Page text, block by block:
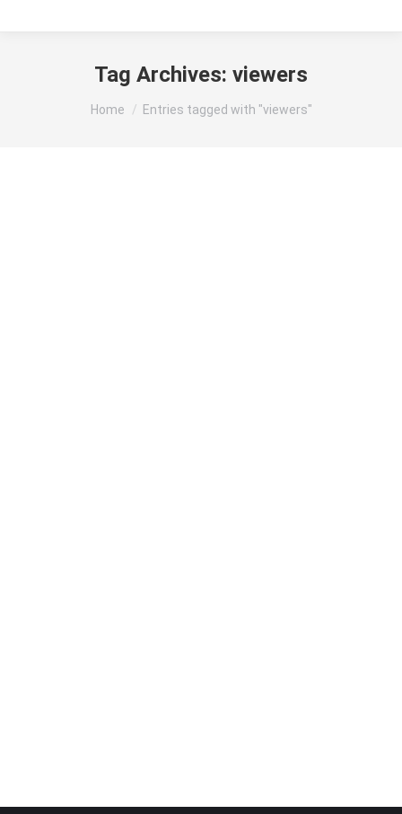
Tag Archives: viewers
You are here:
Home Entries tagged with "viewers"